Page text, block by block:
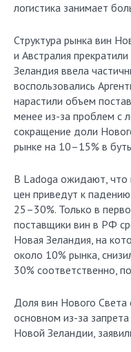
логистика занимает
Структура рынка вин
и Австралия
Зеландия ввела
воспользовались
нарастили объем
менее из-за проблем с
сокращение доли
рынке на 10–15% в
В Ladoga ожидают, что
цен приведут к
25–30%. Только в
поставщики вин в РФ
Новая Зеландия, на
около 10% рынка,
30% соответственно,
Доля вин Нового Света
основном из-за
Новой Зеландии,